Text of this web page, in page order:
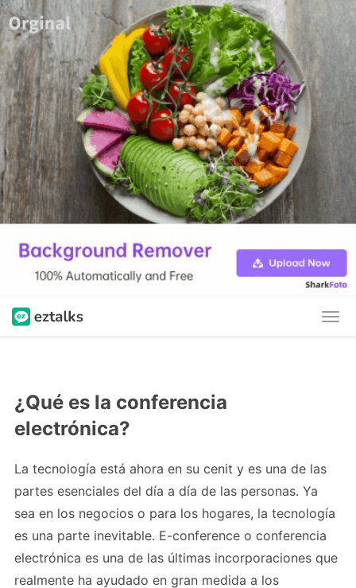
¿Qué es la conferencia
electrónica?
La tecnología está ahora en su cenit y es una de las
partes esenciales del día a día de las personas. Ya
sea en los negocios o para los hogares, la tecnología
es una parte inevitable. E-conference o conferencia
electrónica es una de las últimas incorporaciones que
realmente ha ayudado en gran medida a los